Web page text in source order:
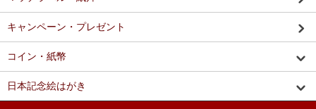
キャンペーン・プレゼント
コイン・紙幣
日本記念絵はがき